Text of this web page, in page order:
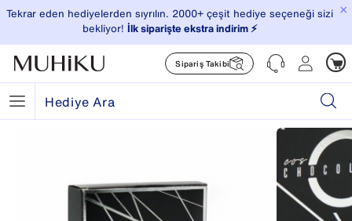
×
Tekrar eden hediyelerden sıyrılın. 2000+ çeşit hediye seçeneği sizi
bekliyor! İlk siparişte ekstra indirim ⚡️
Sipariş Takibi